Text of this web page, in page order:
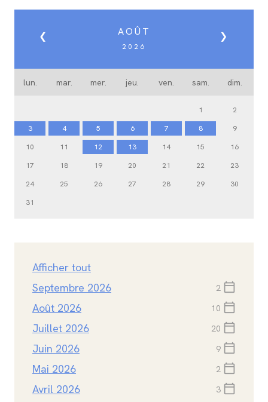
❮ ❯
AOÛT
2026
lun. mar. mer. jeu. ven. sam. dim.
1
2
3
4 5 6 7 8
9
10
11 12 13 14 15
16
17
18 19 20 21 22
23
24
25 26 27 28 29
30
31
Afficher tout
Septembre 2026
2 calendar_today
Août 2026 10 calendar_today
Juillet 2026 20 calendar_today
Juin 2026 9 calendar_today
Mai 2026 2 calendar_today
Avril 2026 3 calendar_today